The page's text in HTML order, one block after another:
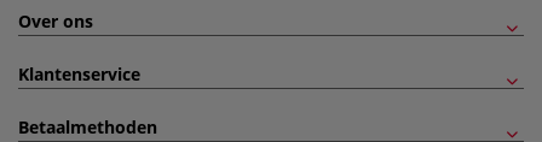
Over ons
Klantenservice
Betaalmethoden